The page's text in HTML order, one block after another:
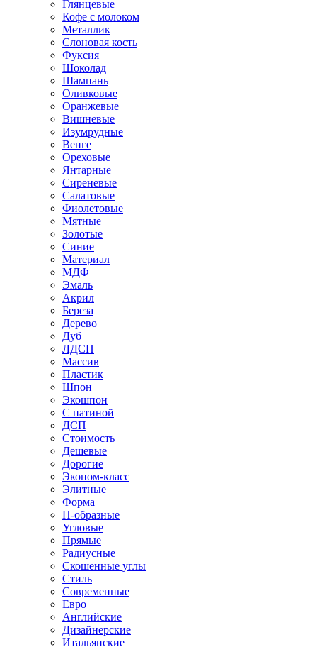
Глянцевые
Кофе с молоком
Металлик
Слоновая кость
Фуксия
Шоколад
Шампань
Оливковые
Оранжевые
Вишневые
Изумрудные
Венге
Ореховые
Янтарные
Сиреневые
Салатовые
Фиолетовые
Мятные
Золотые
Синие
Материал
МДФ
Эмаль
Акрил
Береза
Дерево
Дуб
ЛДСП
Массив
Пластик
Шпон
Экошпон
С патиной
ДСП
Стоимость
Дешевые
Дорогие
Эконом-класс
Элитные
Форма
П-образные
Угловые
Прямые
Радиусные
Скошенные углы
Стиль
Современные
Евро
Английские
Дизайнерские
Итальянские